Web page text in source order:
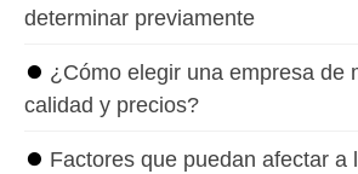
determinar previamente
⏺ ¿Cómo elegir una empresa de
calidad y precios?
⏺ Factores que puedan afectar a